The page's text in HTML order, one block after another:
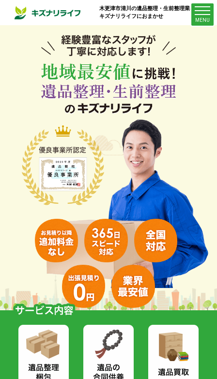
木更津市清川 の遺品整理・生前整理業者は
キズナリライフにおまかせ